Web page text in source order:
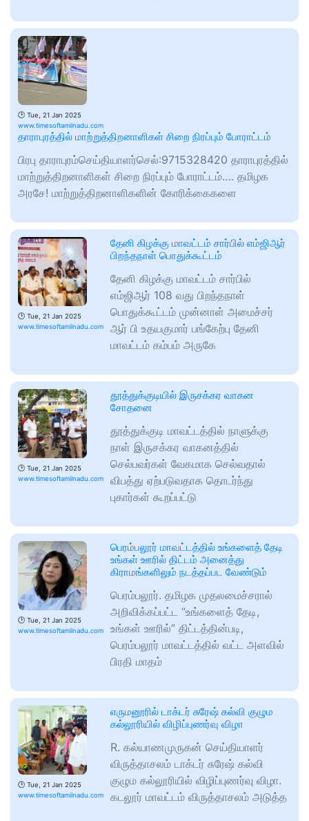
🕑 Tue, 21 Jan 2025
www.timesoftamilnadu.com
தாராபுரத்தில் மாற்றுத்திறனாளிகள் சிறை நிரப்பும் போராட்டம்
பிரபு தாராபுரம்செய்தியாளர்செல்:9715328420 தாராபுரத்தில்
மாற்றுத்திறனாளிகள் சிறை நிரப்பும் போராட்டம்…. தமிழக
அரசே! மாற்றுத்திறனாளிகளின் கோரிக்கைகளை
🕑 Tue, 21 Jan 2025
www.timesoftamilnadu.com
தேனி கிழக்கு மாவட்டம் சார்பில் எம்ஜிஆர்
பிறந்தநாள் பொதுக்கூட்டம்
தேனி கிழக்கு மாவட்டம் சார்பில்
எம்ஜிஆர் 108 வது பிறந்தநாள்
பொதுக்கூட்டம் முன்னாள் அமைச்சர்
ஆர் பி உதயகுமார் பங்கேற்பு தேனி
மாவட்டம் கம்பம் அருகே
🕑 Tue, 21 Jan 2025
www.timesoftamilnadu.com
தூத்துக்குடியில் இருசக்கர வாகன
சோதனை
தூத்துக்குடி மாவட்டத்தில் நாளுக்கு
நாள் இருசக்கர வாகனத்தில்
செல்பவர்கள் வேகமாக செல்வதால்
விபத்து ஏற்படுவதாக தொடர்ந்து
புகார்கள் கூறப்பட்டு
🕑 Tue, 21 Jan 2025
www.timesoftamilnadu.com
பெரம்பலூர் மாவட்டத்தில் உங்களைத் தேடி
உங்கள் ஊரில் திட்டம் அனைத்து
கிராமங்களிலும் நடத்தப்பட வேண்டும்
பெரம்பலூர். தமிழக முதலமைச்சரால்
அறிவிக்கப்பட்ட “உங்களைத் தேடி,
உங்கள் ஊரில்” திட்டத்தின்படி,
பெரம்பலூர் மாவட்டத்தில் வட்ட அளவில்
பிரதி மாதம்
🕑 Tue, 21 Jan 2025
www.timesoftamilnadu.com
எருமனூரில் டாக்டர் சுரேஷ் கல்வி குழும
கல்லூரியில் விழிப்புணர்வு விழா
R. கல்யாணமுருகன் செய்தியாளர்
விருத்தாசலம் டாக்டர் சுரேஷ் கல்வி
குழும கல்லூரியில் விழிப்புணர்வு விழா.
கடலூர் மாவட்டம் விருத்தாசலம் அடுத்த